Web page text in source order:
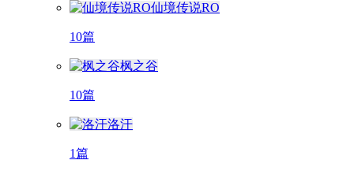
仙境传说RO
10篇
枫之谷
10篇
洛汗
1篇